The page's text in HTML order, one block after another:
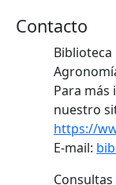
Contacto
Biblioteca
Para
nuestro
https://
E-mail: